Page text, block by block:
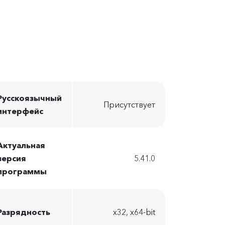
Присутствует
5.41.0
x32, x64-bit